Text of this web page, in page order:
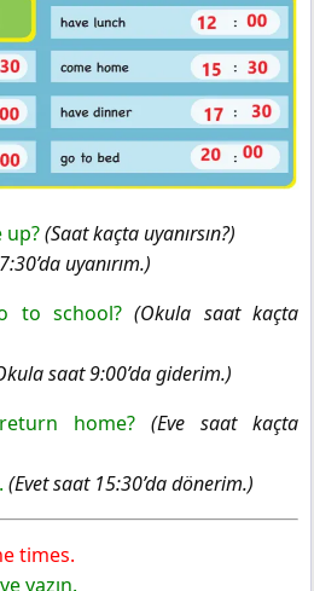
up?(Saat kaçta uyanırsın?)
uyanırım.)
to school?(Okula saat kaçta
saat 9:00’da giderim.)
home?(Eve saat kaçta
(Evet saat 15:30’da dönerim.)
times.
yazın.